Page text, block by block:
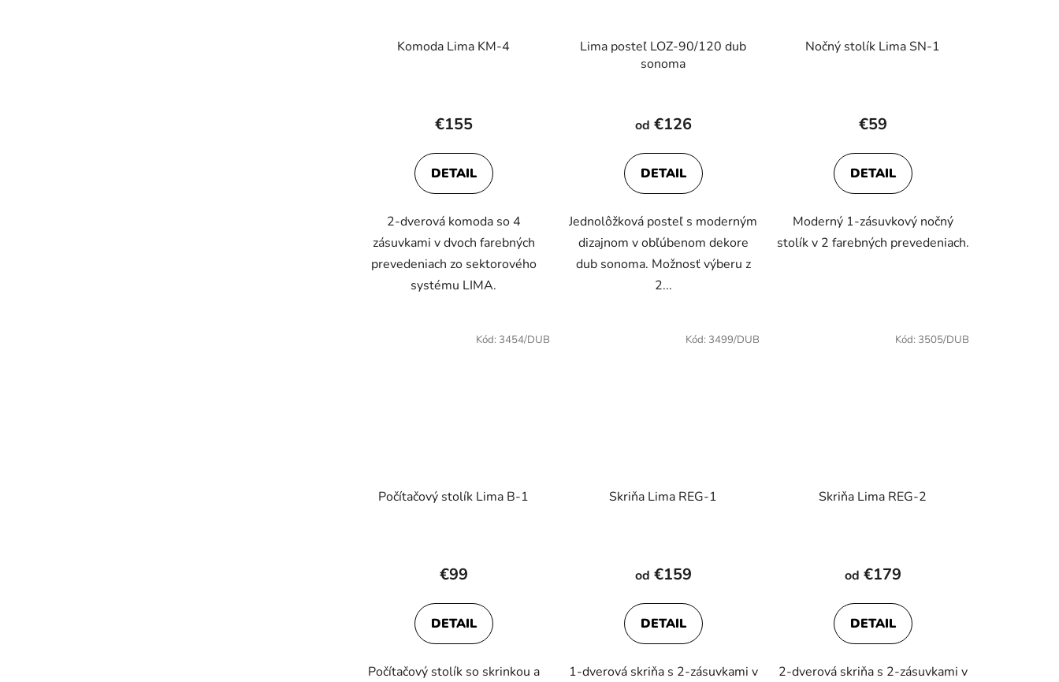
Komoda Lima KM-4
€155
DETAIL
2-dverová komoda so 4
zásuvkami v dvoch farebných
prevedeniach zo sektorového
systému LIMA.
Lima posteľ LOZ-90/120 dub
sonoma
od €126
DETAIL
Jednolôžková posteľ s moderným
dizajnom v obľúbenom dekore
dub sonoma. Možnosť výberu z
2...
Nočný stolík Lima SN-1
€59
DETAIL
Moderný 1-zásuvkový nočný
stolík v 2 farebných prevedeniach.
Počítačový stolík Lima B-1
€99
DETAIL
Počítačový stolík so skrinkou a
Kód: 3454/DUB
Skriňa Lima REG-1
od €159
DETAIL
1-dverová skriňa s 2-zásuvkami v
Kód: 3499/DUB
Skriňa Lima REG-2
od €179
DETAIL
2-dverová skriňa s 2-zásuvkami v
Kód: 3505/DUB